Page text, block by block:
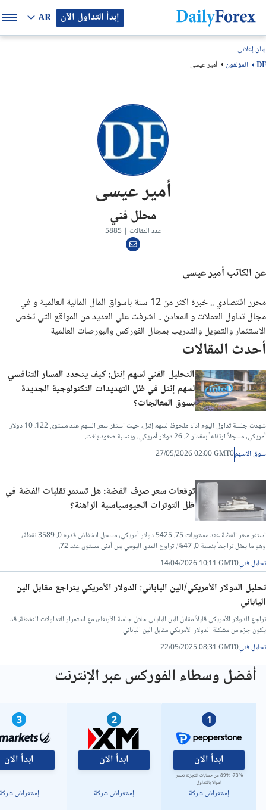
إبدأ التداول الآن AR
DF المؤلفون أمير عيسى
بيان إعلاني
أمير عيسى
محلل فني
عدد المقالات | 5885
عن الكاتب أمير عيسى
محرر اقتصادي .. خبرة اكثر من 12 سنة باسواق المال المالية العالمية و في
مجال تداول العملات و المعادن .. اشرفت علي العديد من المواقع التي تخص
الاستثمار والتمويل والتدريب بمجال الفوركس والبورصات العالمية
أحدث المقالات
التحليل الفني لسهم إنتل: كيف يتحدد المسار التنافسي
لسهم إنتل في ظل التهديدات التكنولوجية الجديدة
بسوق المعالجات؟
شهدت جلسة تداول اليوم اداء ملحوظ لسهم إنتل، حيث استقر سعر السهم عند مستوى 122. 10 دولار
أمريكي، مسجلاً ارتفاعاً بمقدار 2. 26 دولار أمريكي، وبنسبة صعود بلغت.
سوق الاسهم27/05/2026 02:00 GMT0
توقعات سعر صرف الفضة: هل تستمر تقلبات الفضة في
ظل التوترات الجيوسياسية الراهنة؟
استقر سعر الفضة عند مستويات 75. 5425 دولار أمريكي، مسجل انخفاض قدره 0. 3589 نقطة،
وهو ما يمثل تراجعاً بنسبة 0. 47%. تراوح المدى اليومي بين أدنى مستوى عند 72.
تحليل فني14/04/2026 10:11 GMT0
تحليل الدولار الأمريكي/الين الياباني: الدولار الأمريكي يتراجع مقابل الين
الياباني
تراجع الدولار الأمريكي قليلاً مقابل الين الياباني خلال جلسة الأربعاء، مع استمرار التداولات النشطة. قد
يكون جزء من مشكلة الدولار الأمريكي مقابل الين الياباني
تحليل فني22/05/2025 08:31 GMT0
أفضل وسطاء الفوركس عبر الإنترنت
1
ابدأ الان
73%- 89% من حسابات التجزئة تخسر
اموالا بالتداول
إستعراض شركة
2
ابدأ الان
إستعراض شركة
3
ابدأ الان
إستعراض